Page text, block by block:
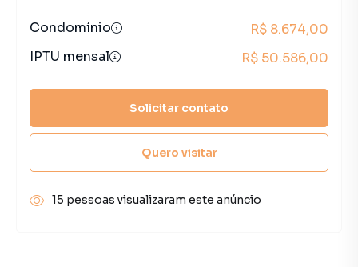
Condomínio
R$ 8.674,00
IPTU mensal
R$ 50.586,00
Solicitar contato
Quero visitar
15 pessoas visualizaram este anúncio